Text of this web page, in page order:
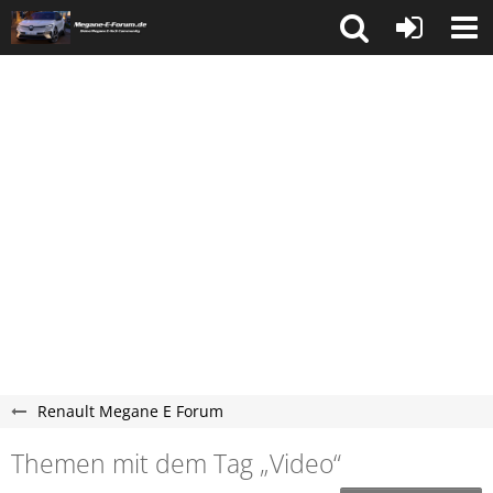
Renault Megane E Forum
Themen mit dem Tag „Video“